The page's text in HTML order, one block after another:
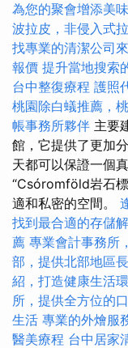
為您的聚會增添美味
波拉皮，非侵入式
找專業的清潔公司
報價 提升當地搜索
台中整復療程 護照
桃園除白蟻推薦，
帳事務所夥伴 主要
館，它提供了更加
天都可以保證一個
“Csóromföld岩石
適和私密的空間。
找到最合適的存儲
薦 專業會計事務所
部，提供北部地區
紹，打造健康生活
所，提供全方位的
生活 專業的外燴服
醫美療程 台中居家